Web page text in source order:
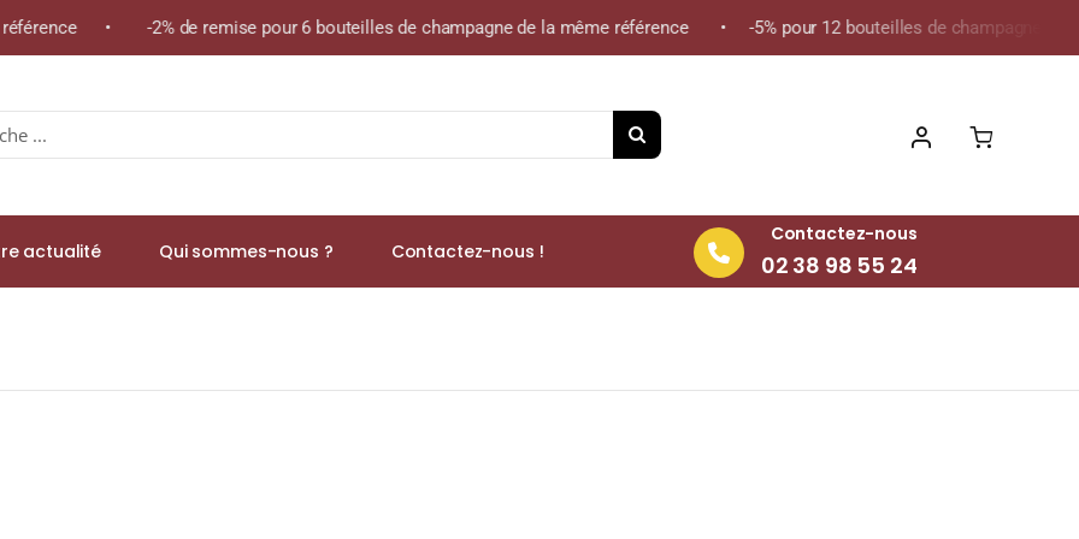
• -2% de remise pour 6 bouteilles de champagne de la même référence • -5% pour 12 bouteilles de champagne de la
actualité Qui sommes-nous ? Contactez-nous !
Contactez-nous
02 38 98 55 24